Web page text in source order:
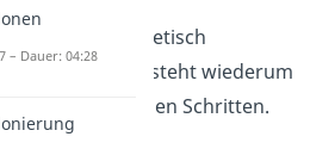
genetisch
DNA besteht wiederum
weiteren einzelnen Schritten.
– Dauer: 04:28